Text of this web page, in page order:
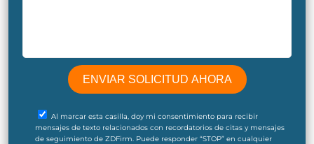
Al marcar esta casilla, doy mi consentimiento para recibir
mensajes de texto relacionados con recordatorios de citas y mensajes
de seguimiento de ZDFirm. Puede responder “STOP” en cualquier